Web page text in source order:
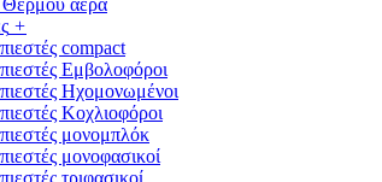
Θερμού αέρα
+
compact
Εμβολοφόροι
Ηχομονωμένοι
Κοχλιοφόροι
μονομπλόκ
μονοφασικοί
τριφασικοί